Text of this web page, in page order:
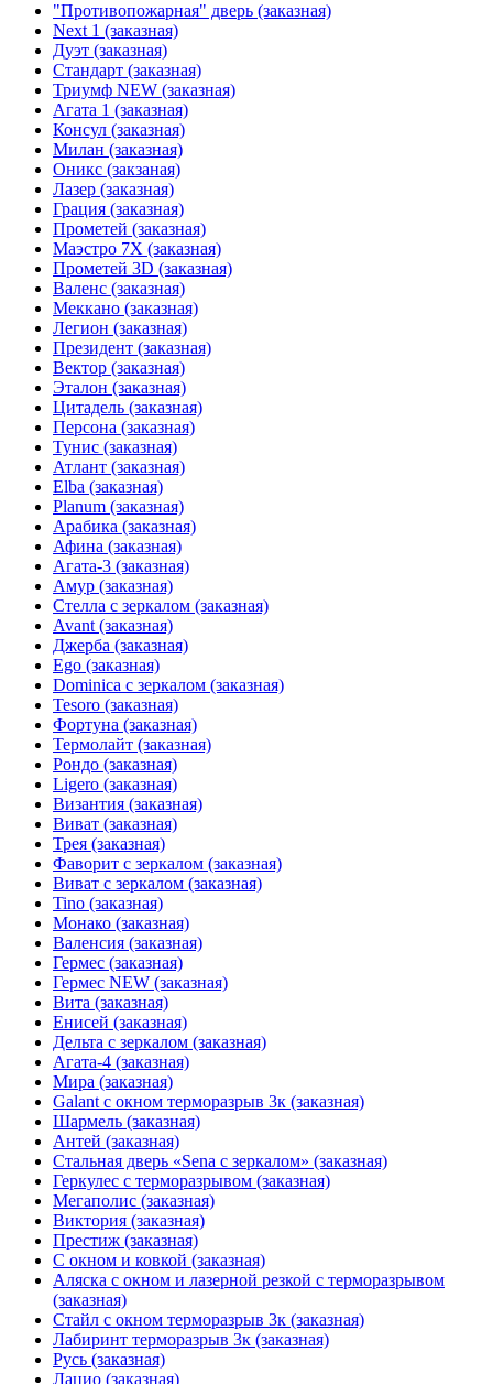
"Противопожарная" дверь (заказная)
Next 1 (заказная)
Дуэт (заказная)
Стандарт (заказная)
Триумф NEW (заказная)
Агата 1 (заказная)
Консул (заказная)
Милан (заказная)
Оникс (закзаная)
Лазер (заказная)
Грация (заказная)
Прометей (заказная)
Маэстро 7Х (заказная)
Прометей 3D (заказная)
Валенс (заказная)
Меккано (заказная)
Легион (заказная)
Президент (заказная)
Вектор (заказная)
Эталон (заказная)
Цитадель (заказная)
Персона (заказная)
Тунис (заказная)
Атлант (заказная)
Elba (заказная)
Planum (заказная)
Арабика (заказная)
Афина (заказная)
Агата-3 (заказная)
Амур (заказная)
Стелла с зеркалом (заказная)
Avant (заказная)
Джерба (заказная)
Ego (заказная)
Dominica с зеркалом (заказная)
Tesoro (заказная)
Фортуна (заказная)
Термолайт (заказная)
Рондо (заказная)
Ligero (заказная)
Византия (заказная)
Виват (заказная)
Трея (заказная)
Фаворит с зеркалом (заказная)
Виват с зеркалом (заказная)
Tino (заказная)
Монако (заказная)
Валенсия (заказная)
Гермес (заказная)
Гермес NEW (заказная)
Вита (заказная)
Енисей (заказная)
Дельта с зеркалом (заказная)
Агата-4 (заказная)
Мира (заказная)
Galant с окном терморазрыв 3к (заказная)
Шармель (заказная)
Антей (заказная)
Стальная дверь «Sena с зеркалом» (заказная)
Геркулес с терморазрывом (заказная)
Мегаполис (заказная)
Виктория (заказная)
Престиж (заказная)
С окном и ковкой (заказная)
Аляска с окном и лазерной резкой с терморазрывом
(заказная)
Стайл с окном терморазрыв 3к (заказная)
Лабиринт терморазрыв 3к (заказная)
Русь (заказная)
Лацио (заказная)